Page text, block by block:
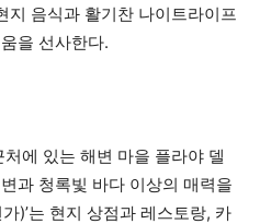
지 음식과 활기찬 나이트라이프
을 선사한다.
에 있는 해변 마을 플라야 델
과 청록빛 바다 이상의 매력을
)’는 현지 상점과 레스토랑, 카